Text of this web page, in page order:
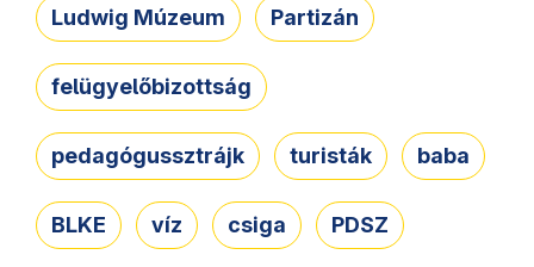
Ludwig Múzeum Partizán
felügyelőbizottság
pedagógussztrájk turisták baba
BLKE víz csiga PDSZ